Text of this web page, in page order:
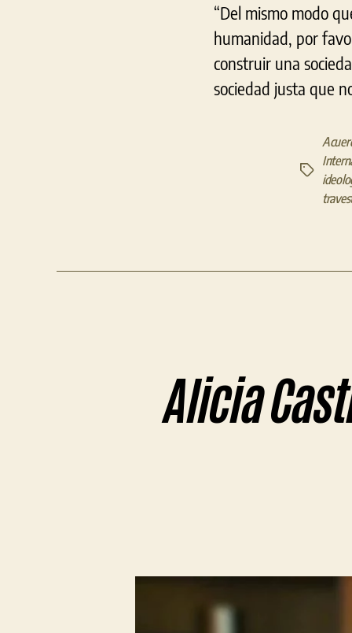
“Del mismo modo
humanidad, por
construir una
sociedad justa que
Etiquetas
Alicia